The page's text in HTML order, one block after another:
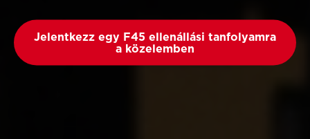
Jelentkezz egy F45 ellenállási tanfolyamra
a közelemben